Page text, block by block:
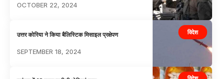
OCTOBER 22, 2024
विदेश
उत्तर कोरिया ने किया बैलिस्टिक मिसाइल प्रक्षेपण
SEPTEMBER 18, 2024